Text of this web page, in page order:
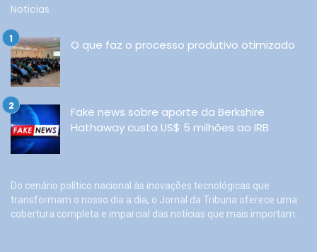
Noticias
O que faz o processo produtivo otimizado
Fake news sobre aporte da Berkshire
Hathaway custa US$ 5 milhões ao IRB
Do cenário político nacional às inovações tecnológicas que
transformam o nosso dia a dia, o Jornal da Tribuna oferece uma
cobertura completa e imparcial das notícias que mais importam.